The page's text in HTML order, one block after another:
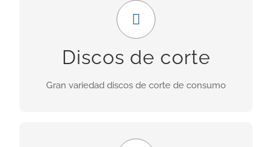
Discos de corte
Gran variedad discos de corte de consumo
Amplia gama
Nuestra gama incluye discos para granito,
porcelánicos, de corte seco, asfalto, cerámica,